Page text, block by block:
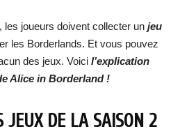
les joueurs doivent collecter un jeu
les Borderlands. Et vous pouvez
des jeux. Voici l’explication
Alice in Borderland !
JEUX DE LA SAISON 2